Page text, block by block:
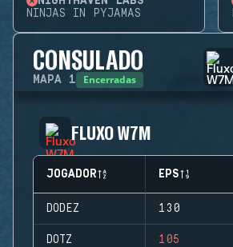
NINJAS IN PYJAMAS
CONSULADO
MAPA 1 Encerradas
FLUXO W7M
JOGADOR EPS
DODEZ 130
DOTZ 105